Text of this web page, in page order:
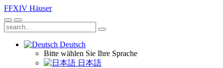
FFXIV Häuser
Deutsch
Bitte wählen Sie Ihre Sprache
日本語